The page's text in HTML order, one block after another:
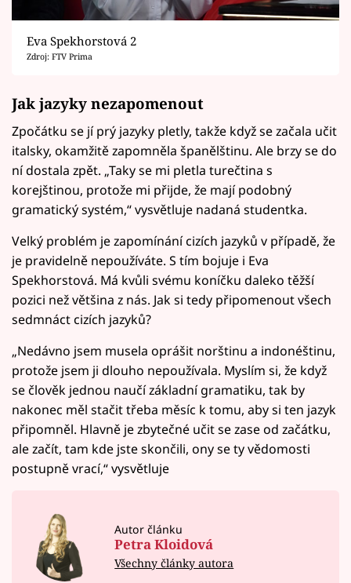
Eva Spekhorstová 2
Zdroj: FTV Prima
Jak jazyky nezapomenout
Zpočátku se jí prý jazyky pletly, takže když se začala učit
italsky, okamžitě zapomněla španělštinu. Ale brzy se do
ní dostala zpět. „Taky se mi pletla turečtina s
korejštinou, protože mi přijde, že mají podobný
gramatický systém,“ vysvětluje nadaná studentka.
Velký problém je zapomínání cizích jazyků v případě, že
je pravidelně nepoužíváte. S tím bojuje i Eva
Spekhorstová. Má kvůli svému koníčku daleko těžší
pozici než většina z nás. Jak si tedy připomenout všech
sedmnáct cizích jazyků?
„Nedávno jsem musela oprášit norštinu a indonéštinu,
protože jsem ji dlouho nepoužívala. Myslím si, že když
se člověk jednou naučí základní gramatiku, tak by
nakonec měl stačit třeba měsíc k tomu, aby si ten jazyk
připomněl. Hlavně je zbytečné učit se zase od začátku,
ale začít, tam kde jste skončili, ony se ty vědomosti
postupně vrací,“ vysvětluje
Autor článku
Petra Kloidová
Všechny články autora